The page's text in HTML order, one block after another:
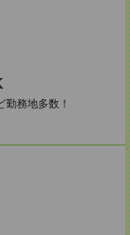
勤務地多数！